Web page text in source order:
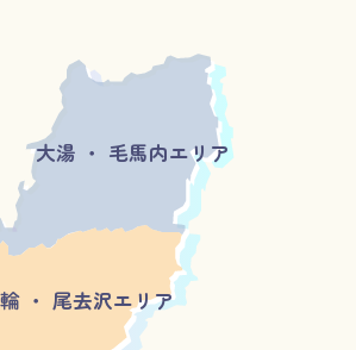
大湯 ・ 毛馬内エリア
花輪 ・ 尾去沢エリア